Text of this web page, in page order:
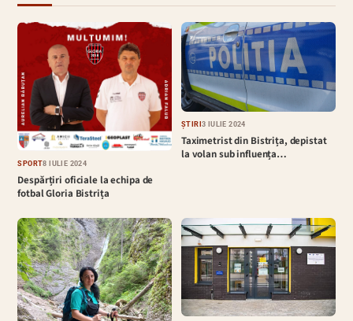
SPORT8 IULIE 2024
Despărțiri oficiale la echipa de
fotbal Gloria Bistrița
ȘTIRI3 IULIE 2024
Taximetrist din Bistrița, depistat
la volan sub influența…